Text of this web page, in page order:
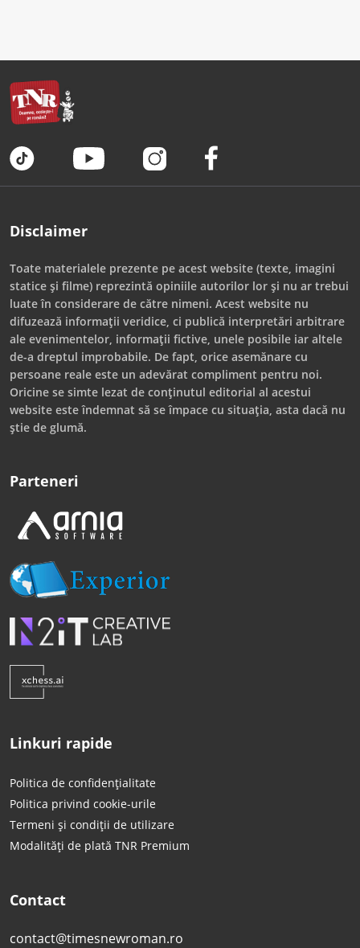
Disclaimer
Toate materialele prezente pe acest website (texte, imagini
statice și filme) reprezintă opiniile autorilor lor și nu ar trebui
luate în considerare de către nimeni. Acest website nu
difuzează informații veridice, ci publică interpretări arbitrare
ale evenimentelor, informații fictive, unele posibile iar altele
de-a dreptul improbabile. De fapt, orice asemănare cu
persoane reale este un adevărat compliment pentru noi.
Oricine se simte lezat de conținutul editorial al acestui
website este îndemnat să se împace cu situația, asta dacă nu
știe de glumă.
Parteneri
Linkuri rapide
Politica de confidențialitate
Politica privind cookie-urile
Termeni și condiții de utilizare
Modalități de plată TNR Premium
Contact
contact@timesnewroman.ro